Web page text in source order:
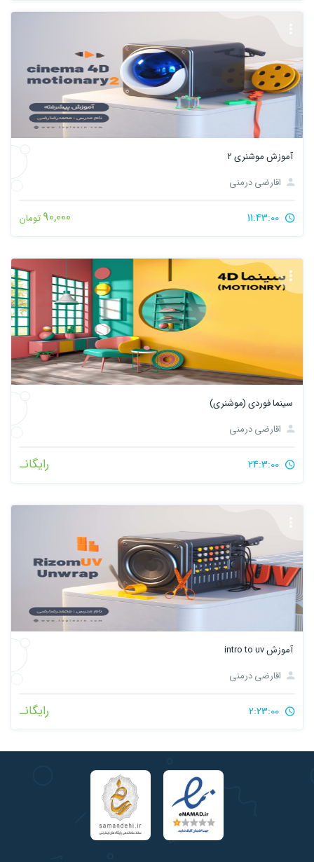
آموزش موشنری ۲
اقارضی درمنی
90,000تومان
سینما فوردی (موشنری)
اقارضی درمنی
رایگانـ
آموزش intro to uv
اقارضی درمنی
رایگانـ